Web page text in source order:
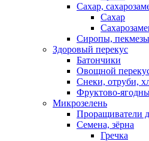
Сахар,
Сахар
Сиропы, пекмезы
Здоровый перекус
Батончики
Овощной
Снеки, отруби,
Фруктово-
Микрозелень
Проращиватели
Семена, зёрна
Гречка